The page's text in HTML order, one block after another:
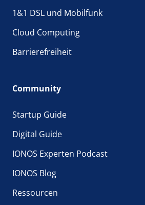
1&1 DSL und Mobilfunk
Cloud Computing
Barrierefreiheit
Community
Startup Guide
Digital Guide
IONOS Experten Podcast
IONOS Blog
Ressourcen